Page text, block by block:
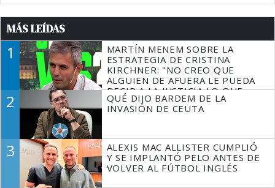
MÁS LEÍDAS
1
MARTÍN MENEM SOBRE LA
ESTRATEGIA DE CRISTINA
KIRCHNER: "NO CREO QUE
ALGUIEN DE AFUERA LE PUEDA
DECIR A LA JUSTICIA LO QUE
TIENE QUE HACER"
2
QUÉ DIJO BARDEM DE LA
INVASIÓN DE CEUTA
3
ALEXIS MAC ALLISTER CUMPLIÓ
Y SE IMPLANTÓ PELO ANTES DE
VOLVER AL FÚTBOL INGLÉS